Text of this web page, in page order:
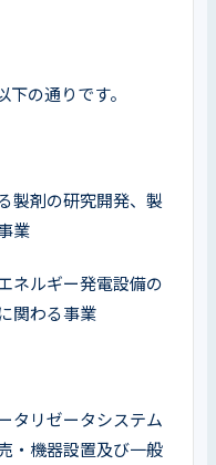
の通りです。
製剤の研究開発、製
業
ネルギー発電設備の
関わる事業
タリゼータシステム
・機器設置及び一般